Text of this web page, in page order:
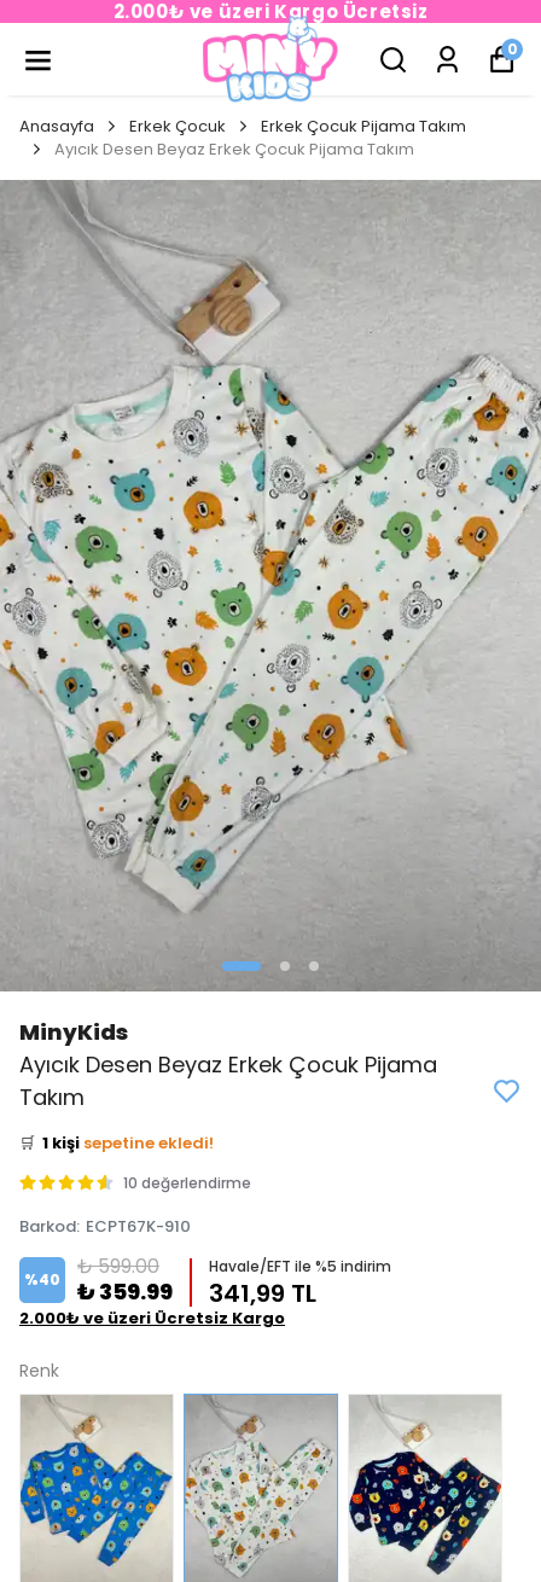
2.000₺ ve üzeri Kargo Ücretsiz
0
Anasayfa Erkek Çocuk
Erkek Çocuk Pijama Takım
Ayıcık Desen Beyaz Erkek Çocuk Pijama Takım
MinyKids
Ayıcık Desen Beyaz Erkek Çocuk Pijama
Takım
👀 Şu an
inceliyor!
🛒 1 kişi sepetine ekledi!
✅
Bugün 0 adet10 değerlendirme
Barkod: ECPT67K-910
%40 ₺ 599.00
₺ 359.99
Havale/EFT ile %5 indirim
341,99 TL
2.000₺ ve üzeri Ücretsiz Kargo
Renk